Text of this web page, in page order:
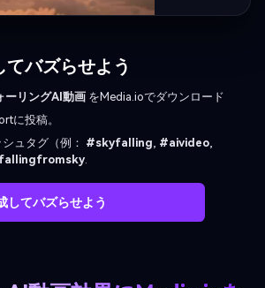
バズらせよう
ーリングAI動画 をMedia.ioでダウンロード
に投稿。
ュタグ（例： #skyfalling #aivideo
してバズらせよう